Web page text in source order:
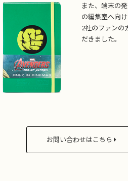
また、端末の
の編集室へ向
2社のファンの
だきました。
お問い合わせはこちら